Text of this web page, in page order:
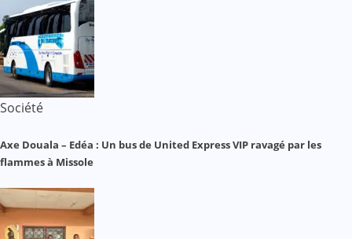
Société
Axe Douala – Edéa : Un bus de United Express VIP ravagé par les
flammes à Missole